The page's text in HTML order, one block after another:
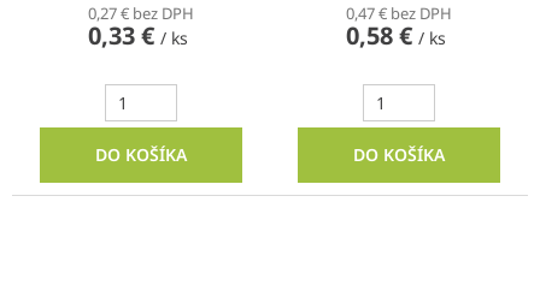
0,27 € bez DPH
0,33 € / ks
DO KOŠÍKA
0,47 € bez DPH
0,58 € / ks
DO KOŠÍKA